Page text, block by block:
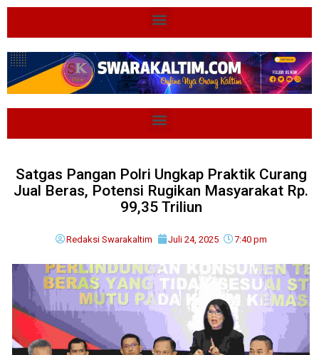
Satgas Pangan Polri Ungkap Praktik Curang
Jual Beras, Potensi Rugikan Masyarakat Rp.
99,35 Triliun
Redaksi Swarakaltim Juli 24, 2025 7:40 pm